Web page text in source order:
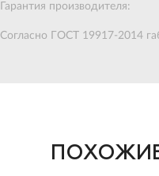
Гарантия производителя:
Согласно ГОСТ 19917-2014